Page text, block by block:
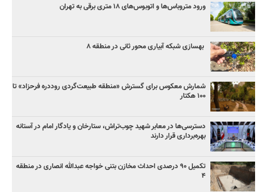
ورود متروباس‌ها و اتوبوس‌های ۱۸ متری برقی به تهران
بهسازی شبکه آبیاری محور ثانی در منطقه ۸
شمارش معکوس برای گسترش «منطقه طبیعت‌گردی روددره فرحزاد» تا
۱۰۰ هکتار
دسترسی‌ها در معابر شهید چوب‌تراش، ستارخان و یادگار امام در آستانه
بهره‌برداری قرار دارند
تکمیل ۹۰ درصدی احداث مخازن بتنی خواجه عبدالله انصاری در منطقه
۴